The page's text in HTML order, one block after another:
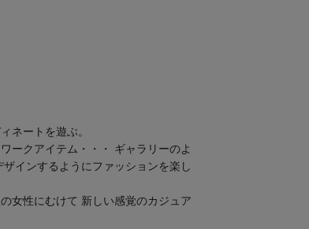
ネートを遊ぶ。
ークアイテム・・・ ギャラリーのよ
インするようにファッションを楽し
女性にむけて 新しい感覚のカジュア